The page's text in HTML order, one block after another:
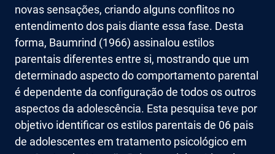
novas sensações, criando alguns conflitos no
entendimento dos pais diante essa fase. Desta
forma, Baumrind (1966) assinalou estilos
parentais diferentes entre si, mostrando que um
determinado aspecto do comportamento parental
é dependente da configuração de todos os outros
aspectos da adolescência. Esta pesquisa teve por
objetivo identificar os estilos parentais de 06 pais
de adolescentes em tratamento psicológico em